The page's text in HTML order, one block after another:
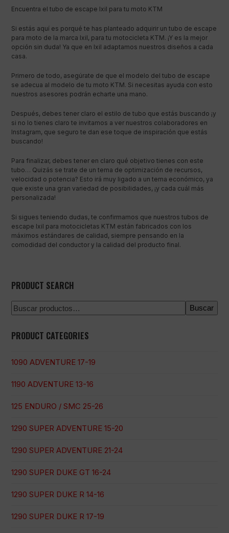
Encuentra el tubo de escape Ixil para tu moto KTM
Si estás aquí es porqué te has planteado adquirir un tubo de escape
para moto de la marca Ixil, para tu motocicleta KTM. ¡Y es la mejor
opción sin duda! Ya que en Ixil adaptamos nuestros diseños a cada
casa.
Primero de todo, asegúrate de que el modelo del tubo de escape
se adecua al modelo de tu moto KTM. Si necesitas ayuda con esto
nuestros asesores podrán echarte una mano.
Después, debes tener claro el estilo de tubo que estás buscando ¡y
si no lo tienes claro te invitamos a ver nuestros colaboradores en
Instagram, que seguro te dan ese toque de inspiración que estás
buscando!
Para finalizar, debes tener en claro qué objetivo tienes con este
tubo… Quizás se trate de un tema de optimización de recursos,
velocidad o potencia? Esto irá muy ligado a un tema económico, ya
que existe una gran variedad de posibilidades, ¡y cada cuál más
personalizada!
Si sigues teniendo dudas, te confirmamos que nuestros tubos de
escape Ixil para motocicletas KTM están fabricados con los
máximos estándares de calidad, siempre pensando en la
comodidad del conductor y la calidad del producto final.
PRODUCT SEARCH
Buscar
PRODUCT CATEGORIES
1090 ADVENTURE 17-19
1190 ADVENTURE 13-16
125 ENDURO / SMC 25-26
1290 SUPER ADVENTURE 15-20
1290 SUPER ADVENTURE 21-24
1290 SUPER DUKE GT 16-24
1290 SUPER DUKE R 14-16
1290 SUPER DUKE R 17-19